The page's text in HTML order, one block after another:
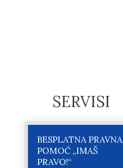
SERVISI
BESPLATNA PRAVNA
POMOĆ „IMAŠ
PRAVO!“